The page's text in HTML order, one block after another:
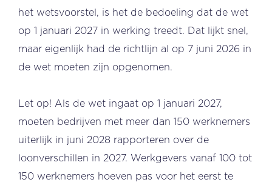
het wetsvoorstel, is het de bedoeling dat de wet
op 1 januari 2027 in werking treedt. Dat lijkt snel,
maar eigenlijk had de richtlijn al op 7 juni 2026 in
de wet moeten zijn opgenomen.
Let op! Als de wet ingaat op 1 januari 2027,
moeten bedrijven met meer dan 150 werknemers
uiterlijk in juni 2028 rapporteren over de
loonverschillen in 2027. Werkgevers vanaf 100 tot
150 werknemers hoeven pas voor het eerst te